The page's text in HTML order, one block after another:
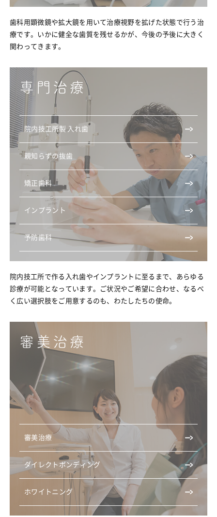
歯科用顕微鏡や拡大鏡を用いて治療視野を拡げた状態で行う治
療です。いかに健全な歯質を残せるかが、今後の予後に大きく
関わってきます。
専門治療
院内技工所製 入れ歯
親知らずの抜歯
矯正歯科
インプラント
予防歯科
院内技工所で作る入れ歯やインプラントに至るまで、あらゆる
診療が可能となっています。ご状況やご希望に合わせ、なるべ
く広い選択肢をご用意するのも、わたしたちの使命。
審美治療
審美治療
ダイレクトボンディング
ホワイトニング